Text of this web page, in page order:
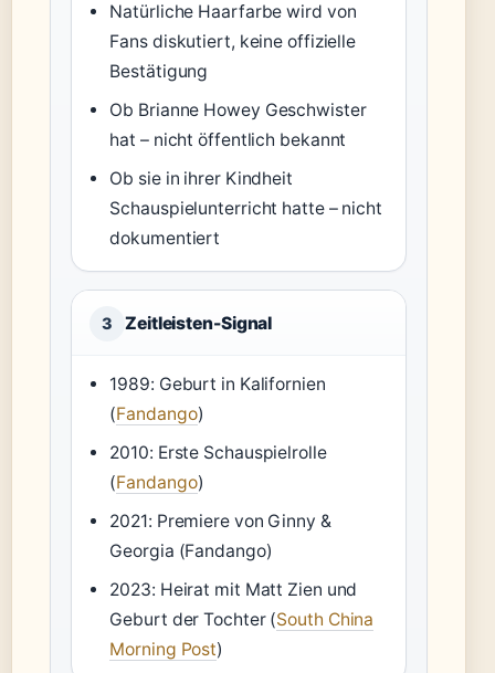
Natürliche Haarfarbe wird von
Fans diskutiert, keine offizielle
Bestätigung
Ob Brianne Howey Geschwister
hat – nicht öffentlich bekannt
Ob sie in ihrer Kindheit
Schauspielunterricht hatte – nicht
dokumentiert
3 Zeitleisten-Signal
1989: Geburt in Kalifornien
(Fandango)
2010: Erste Schauspielrolle
(Fandango)
2021: Premiere von Ginny &
Georgia (Fandango)
2023: Heirat mit Matt Zien und
Geburt der Tochter (South China
Morning Post)